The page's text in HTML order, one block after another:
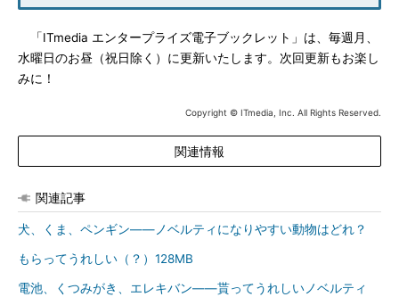
「ITmedia エンタープライズ電子ブックレット」は、毎週月、
水曜日のお昼（祝日除く）に更新いたします。次回更新もお楽し
みに！
Copyright © ITmedia, Inc. All Rights Reserved.
関連情報
関連記事
犬、くま、ペンギン――ノベルティになりやすい動物はどれ？
もらってうれしい（？）128MB
電池、くつみがき、エレキバン――貰ってうれしいノベルティ